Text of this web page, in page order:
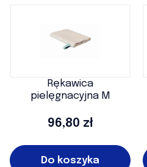
Rękawica
pielęgnacyjna M
Cena
96,80 zł
Do koszyka